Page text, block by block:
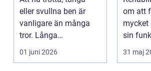
eller svullna ben är
vanligare än många
tror. Långa
arbetsdagar på hårda
golv, ...
01 juni 2026
om att
sin
och
31 maj